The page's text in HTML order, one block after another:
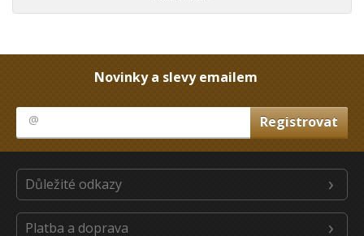
Novinky a slevy emailem
Důležité odkazy
Platba a doprava